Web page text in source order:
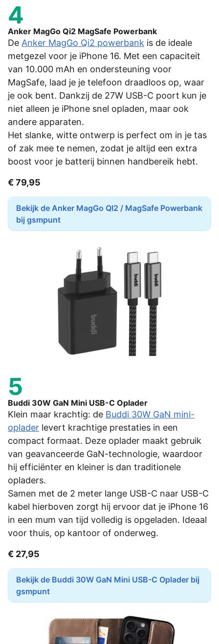
4
Anker MagGo Qi2 MagSafe Powerbank
De Anker MagGo Qi2 powerbank is de ideale
metgezel voor je iPhone 16. Met een capaciteit
van 10.000 mAh en ondersteuning voor
MagSafe, laad je je telefoon draadloos op, waar
je ook bent. Dankzij de 27W USB-C poort kun je
niet alleen je iPhone snel opladen, maar ook
andere apparaten.
Het slanke, witte ontwerp is perfect om in je tas
of zak mee te nemen, zodat je altijd een extra
boost voor je batterij binnen handbereik hebt.
€ 79,95
Bekijk de Anker MagGo QI2 / MagSafe Powerbank
bij gsmpunt
5
Buddi 30W GaN Mini USB-C Oplader
Klein maar krachtig: de Buddi 30W GaN mini-
oplader levert krachtige prestaties in een
compact formaat. Deze oplader maakt gebruik
van geavanceerde GaN-technologie, waardoor
hij efficiënter en kleiner is dan traditionele
opladers.
Samen met de 2 meter lange USB-C naar USB-C
kabel hierboven zorgt hij ervoor dat je iPhone 16
in een mum van tijd volledig is opgeladen. Ideaal
voor thuis, op kantoor of onderweg.
€ 27,95
Bekijk de Buddi 30W GaN Mini USB-C Oplader bij
gsmpunt